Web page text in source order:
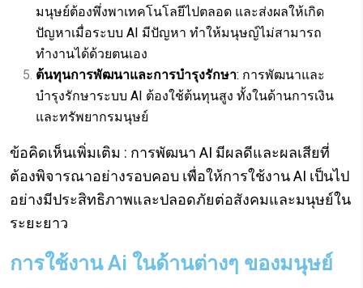
มนุษย์ต้องพึ่งพาเทคโนโลยีไปตลอด และส่งผลให้เกิด
ปัญหาเมื่อระบบ AI มีปัญหา ทำให้มนุษญ์ไม่สามารถ
ทำงานได้ด้วยตนเอง
ต้นทุนการพัฒนาและการบำรุงรักษา: การพัฒนาและ
บำรุงรักษาระบบ AI ต้องใช้ต้นทุนสูง ทั้งในด้านการเงิน
และทรัพยากรมนุษย์
ข้อคิดเห็นเพิ่มเติม : การพัฒนา AI มีผลดีและผลเสียที่
ต้องพิจารณาอย่างรอบคอบ เพื่อให้การใช้งาน AI เป็นไป
อย่างมีประสิทธิภาพและปลอดภัยต่อสังคมและมนุษย์ใน
ระยะยาว
การใช้งาน Ai ในด้านต่างๆ ของมนุษย์